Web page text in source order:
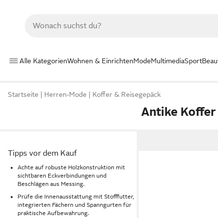
Alle KategorienWohnen & EinrichtenModeMultimediaSport
Startseite Herren-Mode Koffer & Reisegepäck
Antike Koffer
Tipps vor dem Kauf
Achte auf robuste Holzkonstruktion mit
sichtbaren Eckverbindungen und
Beschlägen aus Messing.
Prüfe die Innenausstattung mit Stofffutter,
integrierten Fächern und Spanngurten für
praktische Aufbewahrung.